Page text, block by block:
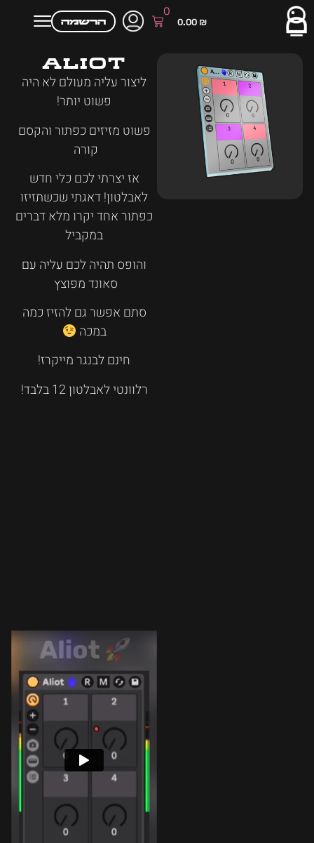
הרשמה 0.00 ₪
0
Aliot
ליצור עליה מעולם לא היה
פשוט יותר!
פשוט מזיזים כפתור והקסם
קורה
אז יצרתי לכם כלי חדש
לאבלטון! דאגתי שכשתזיזו
כפתור אחד יקרו מלא דברים
במקביל
והופס תהיה לכם עליה עם
סאונד מפוצץ
סתם אפשר גם להזיז כמה
במכה
חינם לבנגר מייקרז!
רלוונטי לאבלטון 12 בלבד!